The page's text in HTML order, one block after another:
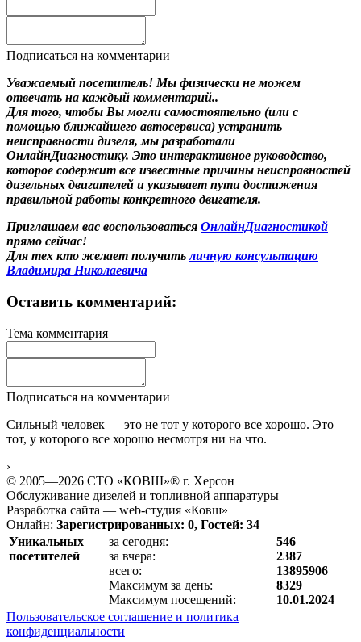
Подписаться на комментарии
Уважаемый посетитель! Мы физически не можем
отвечать на каждый комментарий..
Для того, чтобы Вы могли самостоятельно (или с
помощью ближайшего автосервиса) устранить
неисправности дизеля, мы разработали
ОнлайнДиагностику. Это интерактивное руководство,
которое содержит все известные причины неисправностей
дизельных двигателей и указывает пути достижения
правильной работы конкретного двигателя.
Приглашаем вас воспользоваться ОнлайнДиагностикой
прямо сейчас!
Для тех кто желает получитьличную консультацию
Владимира Николаевича
Оставить комментарий:
Тема комментария
Подписаться на комментарии
Сильный человек — это не тот у которого все хорошо. Это
тот, у которого все хорошо несмотря ни на что.
›
© 2005—2026 СТО «КОВШ»® г. Херсон
Обслуживание дизелей и топливной аппаратуры
Разработка сайта — web-студия «Ковш»
Онлайн: Зарегистрированных: 0, Гостей: 34
Уникальных
посетителей
за сегодня:
за вчера:
всего:
Максимум за день:
Максимум посещений:
546
2387
13895906
8329
10.01.2024
Пользовательское соглашение и политика
конфиденциальности